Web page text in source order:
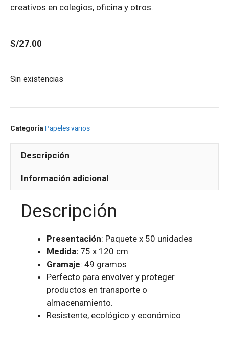
creativos en colegios, oficina y otros.
S/27.00
Sin existencias
Categoría Papeles varios
Descripción
Información adicional
Descripción
Presentación: Paquete x 50 unidades
Medida: 75 x 120 cm
Gramaje: 49 gramos
Perfecto para envolver y proteger
productos en transporte o
almacenamiento.
Resistente, ecológico y económico